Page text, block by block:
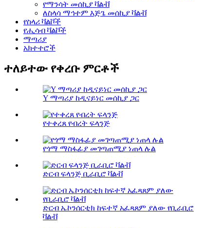
የማንሳት መሰኪያ ቫልቭ
ለስላሳ ማኅተም እጅጌ መሰኪያ ቫልቭ
የስላሪ ቫልቮች
የሒሳብ ቫልቮች
ማጣሪያ
አክተተሮች
ተለይተው የቀረቡ ምርቶች
Y ማጣሪያ ከዲናይነር መሰኪያ ጋር
የተቀረጸ የብረት ፍላንጅ
የጎማ ማስፋፊያ መገጣጠሚያ ነጠላ ሉል
ድርብ ፍላንጅ ቢራቢሮ ቫልቭ
ድርብ ኤኮንሰርቲክ ከፍተኛ አፈጻጸም ያለው የቢራቢሮ
ቫልቭ